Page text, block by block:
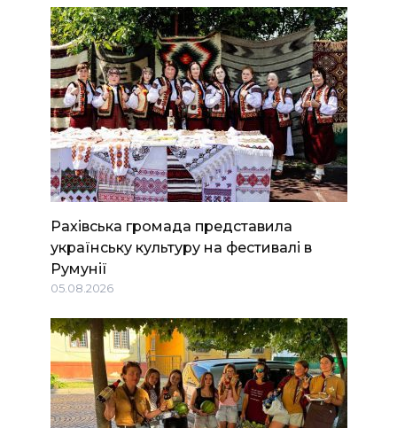
Рахівська громада представила
українську культуру на фестивалі в
Румунії
05.08.2026